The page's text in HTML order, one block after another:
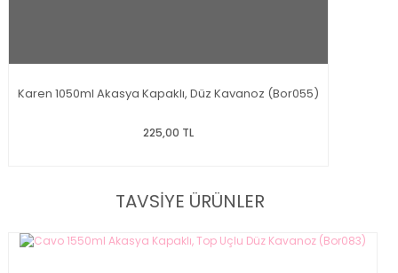
Karen 1050ml Akasya Kapaklı, Düz Kavanoz (Bor055)
225,00 TL
TAVSİYE ÜRÜNLER